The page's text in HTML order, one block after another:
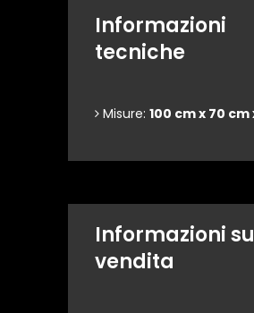
Informazioni
tecniche
Misure: 100 cm x 70 cm
Informazioni
vendita